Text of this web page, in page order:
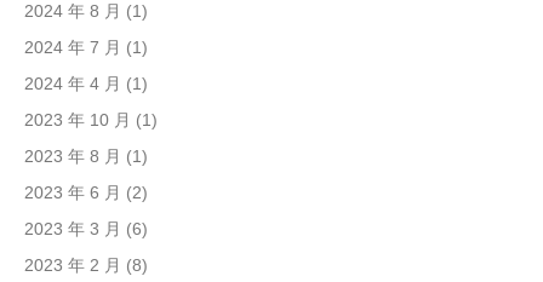
2024 年 8 月 (1)
2024 年 7 月 (1)
2024 年 4 月 (1)
2023 年 10 月 (1)
2023 年 8 月 (1)
2023 年 6 月 (2)
2023 年 3 月 (6)
2023 年 2 月 (8)